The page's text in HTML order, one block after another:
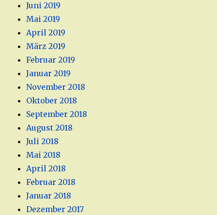
Juni 2019
Mai 2019
April 2019
März 2019
Februar 2019
Januar 2019
November 2018
Oktober 2018
September 2018
August 2018
Juli 2018
Mai 2018
April 2018
Februar 2018
Januar 2018
Dezember 2017